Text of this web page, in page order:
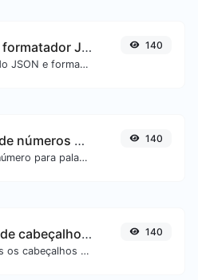
Validador & formatador JSON
Valide conteúdo JSON e formate-o de forma legível.
140
Conversor de números para palavras
Converta um número para palavras escritas por extenso.
140
Verificador de cabeçalhos HTTP
Obtenha todos os cabeçalhos HTTP que uma URL retorna em uma solicitação GET típica.
140